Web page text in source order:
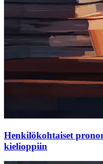
Henkilökohtaiset
kielioppiin